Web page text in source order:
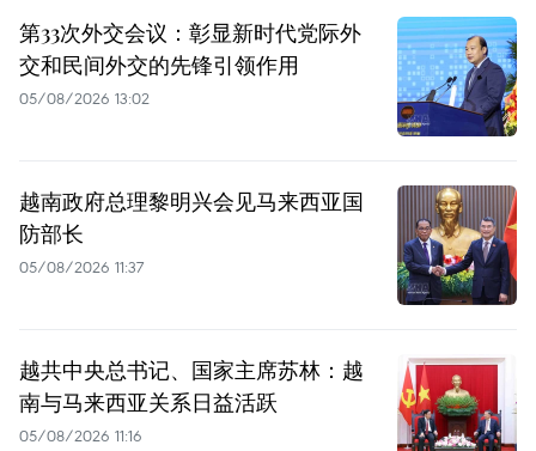
第33次外交会议：彰显新时代党际外
交和民间外交的先锋引领作用
05/08/2026 13:02
越南政府总理黎明兴会见马来西亚国
防部长
05/08/2026 11:37
越共中央总书记、国家主席苏林：越
南与马来西亚关系日益活跃
05/08/2026 11:16